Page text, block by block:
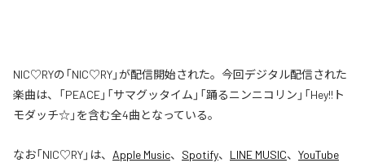
NIC♡RYの「NIC♡RY」が配信開始された。今回デジタル配信された
楽曲は、「PEACE」「サマグッタイム」「踊るニンニコリン」「Hey!!ト
モダッチ☆」を含む全4曲となっている。
なお「NIC♡RY」は、 Apple Music、 Spotify、 LINE MUSIC、 YouTube